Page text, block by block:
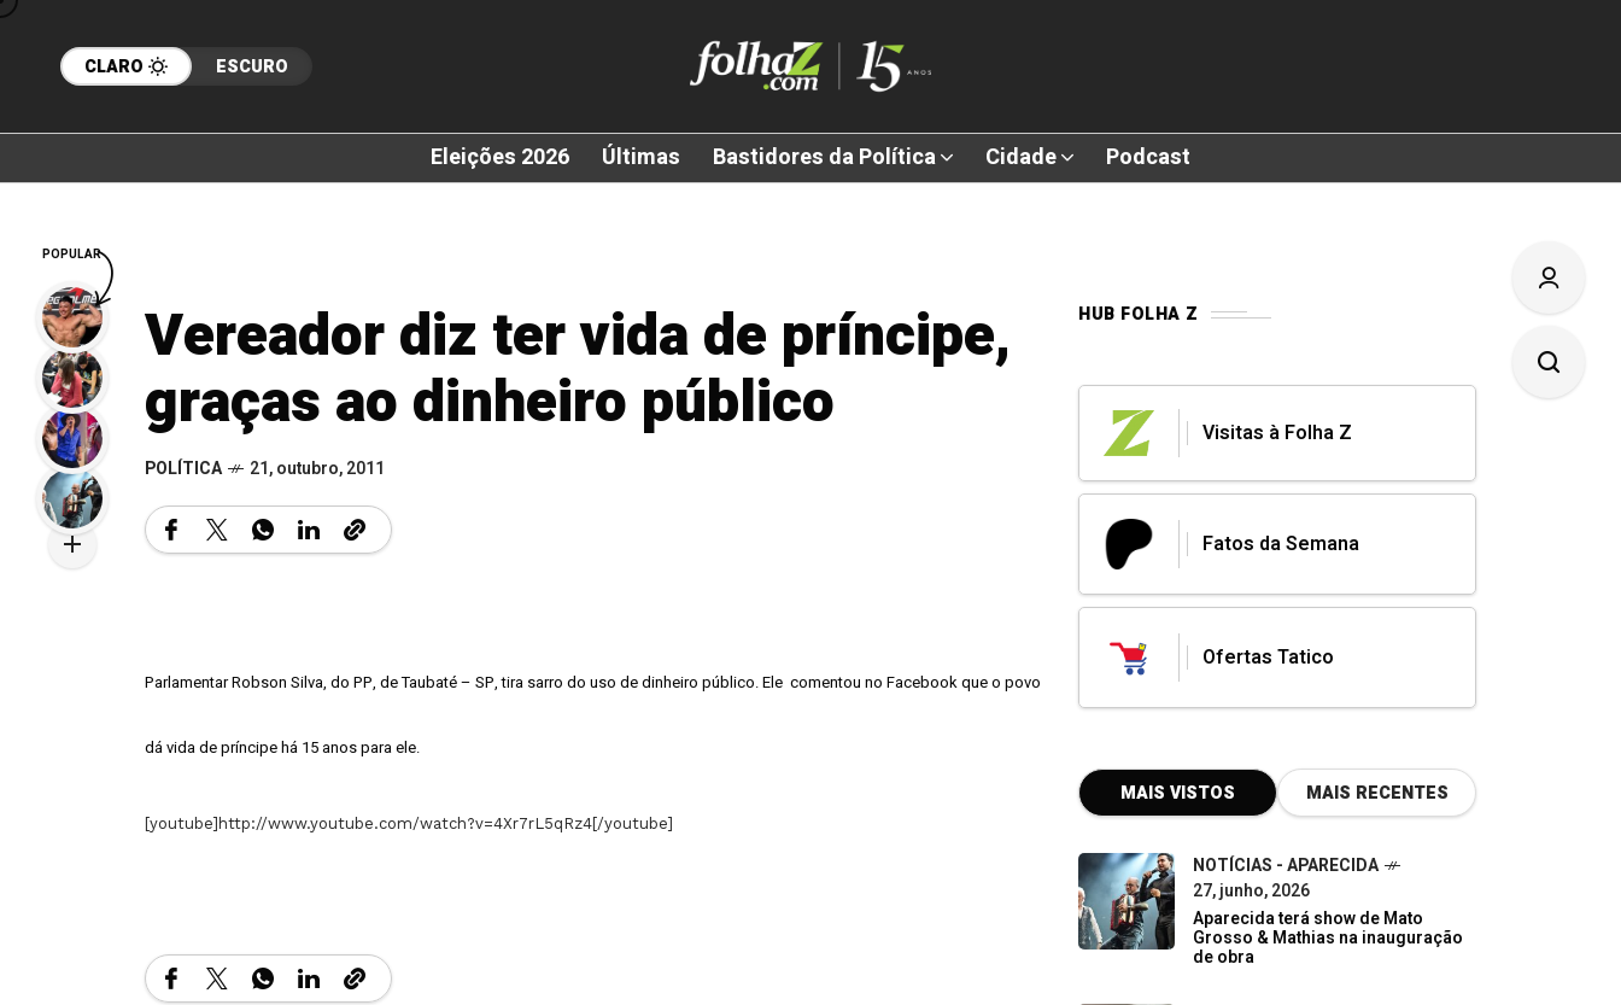
CLARO ESCURO
Eleições 2026 Últimas Bastidores da Política Cidade Podcast
Vereador diz ter vida de príncipe,
graças ao dinheiro público
POLÍTICA 21, outubro, 2011
Parlamentar Robson Silva, do PP, de Taubaté – SP, tira sarro do uso de dinheiro público. Ele comentou no Facebook que o povo
dá vida de príncipe há 15 anos para ele.
[youtube]http://www.youtube.com/watch?v=4Xr7rL5qRz4[/youtube]
HUB FOLHA Z
Visitas à Folha Z
Fatos da Semana
Ofertas Tatico
MAIS VISTOS MAIS RECENTES
NOTÍCIAS - APARECIDA
27, junho, 2026
Aparecida terá show de Mato
Grosso & Mathias na inauguração
de obra
POPULAR